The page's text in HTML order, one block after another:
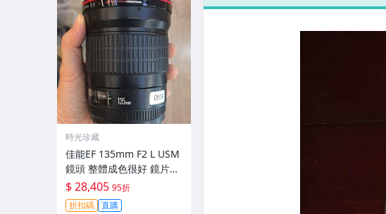
時光珍藏
佳能EF 135mm F2 L USM
鏡頭 整體成色很好 鏡片完
美無劃痕 功能一切正常 無
拆修無-3430
$ 28,405 95折
折扣碼 直購